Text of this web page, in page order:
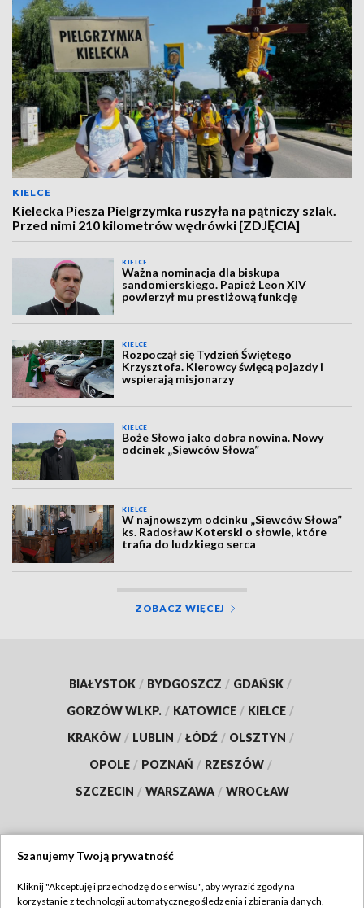
KIELCE
Kielecka Piesza Pielgrzymka ruszyła na pątniczy szlak.
Przed nimi 210 kilometrów wędrówki [ZDJĘCIA]
KIELCE
Ważna nominacja dla biskupa
sandomierskiego. Papież Leon XIV
powierzył mu prestiżową funkcję
KIELCE
Rozpoczął się Tydzień Świętego
Krzysztofa. Kierowcy święcą pojazdy i
wspierają misjonarzy
KIELCE
Boże Słowo jako dobra nowina. Nowy
odcinek „Siewców Słowa”
KIELCE
W najnowszym odcinku „Siewców Słowa”
ks. Radosław Koterski o słowie, które
trafia do ludzkiego serca
ZOBACZ WIĘCEJ
BIAŁYSTOK / BYDGOSZCZ / GDAŃSK /
GORZÓW WLKP. / KATOWICE / KIELCE /
KRAKÓW / LUBLIN / ŁÓDŹ / OLSZTYN /
OPOLE / POZNAŃ / RZESZÓW /
SZCZECIN / WARSZAWA / WROCŁAW
Szanujemy Twoją prywatność
Kliknij "Akceptuję i przechodzę do serwisu", aby wyrazić zgody na
korzystanie z technologii automatycznego śledzenia i zbierania danych,